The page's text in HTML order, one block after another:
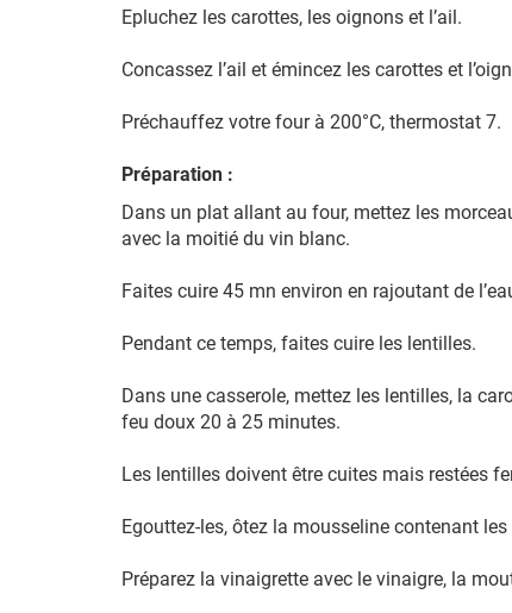
Epluchez les carottes, les oignons et l’ail.
Concassez l’ail et émincez les carottes et
Préchauffez votre four à 200°C, thermostat 7.
Préparation :
Dans un plat allant au four, mettez les
avec la moitié du vin blanc.
Faites cuire 45 mn environ en rajoutant de
Pendant ce temps, faites cuire les lentilles.
Dans une casserole, mettez les lentilles, la
feu doux 20 à 25 minutes.
Les lentilles doivent être cuites mais restées
Egouttez-les, ôtez la mousseline contenant
Préparez la vinaigrette avec le vinaigre, la